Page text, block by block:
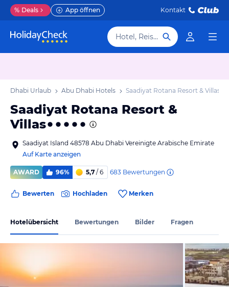
% Deals App öffnen Kontakt
Hotel, Reiseziel
Dhabi Urlaub Abu Dhabi Hotels Saadiyat Rotana Resort & Villas
Saadiyat Rotana Resort &
Villas
Saadiyat Island 48578 Abu Dhabi Vereinigte Arabische Emirate
Auf Karte anzeigen
AWARD 96% 5,7 / 6 683 Bewertungen
Bewerten Hochladen Merken
Hotelübersicht Bewertungen Bilder Fragen